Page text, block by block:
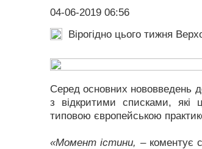
04-06-2019 06:56
Вірогідно цього тижня
Серед основних нововведень
з відкритими списками, які
типовою європейською
«Момент істини, – коментує